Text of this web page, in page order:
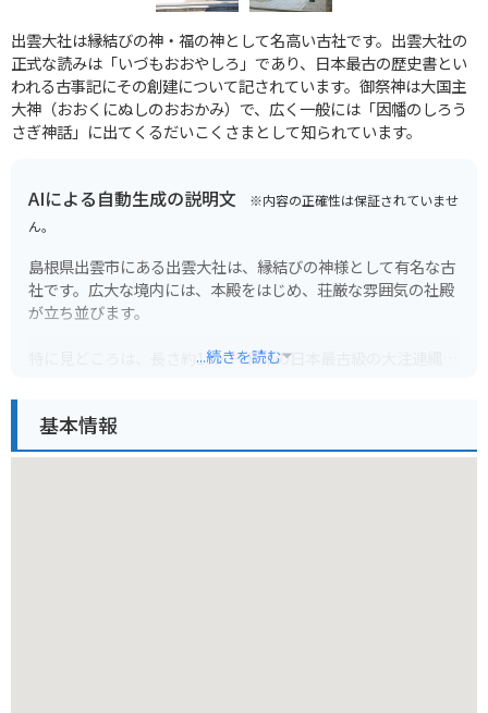
出雲大社は縁結びの神・福の神として名高い古社です。出雲大社の
正式な読みは「いづもおおやしろ」であり、日本最古の歴史書とい
われる古事記にその創建について記されています。御祭神は大国主
大神（おおくにぬしのおおかみ）で、広く一般には「因幡のしろう
さぎ神話」に出てくるだいこくさまとして知られています。
AIによる自動生成の説明文 ※内容の正確性は保証されていませ
ん。
島根県出雲市にある出雲大社は、縁結びの神様として有名な古
社です。広大な境内には、本殿をはじめ、荘厳な雰囲気の社殿
が立ち並びます。
特に見どころは、長さ約13メートルの日本最古級の大注連縄が
ます。
...続きを読む
基本情報